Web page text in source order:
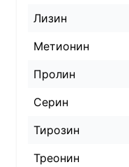
Лизин
Метионин
Пролин
Серин
Тирозин
Треонин